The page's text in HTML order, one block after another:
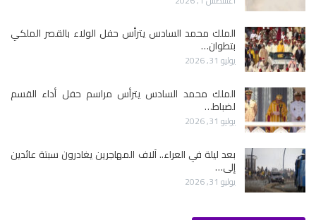
الملك محمد السادس يترأس حفل الولاء بالقصر الملكي
بتطوان…
يوليو 31, 2026
الملك محمد السادس يترأس مراسم حفل أداء القسم
لضباط…
يوليو 31, 2026
بعد ليلة في العراء.. آلاف المهاجرين يغادرون سبتة عائدين
إلى…
يوليو 31, 2026